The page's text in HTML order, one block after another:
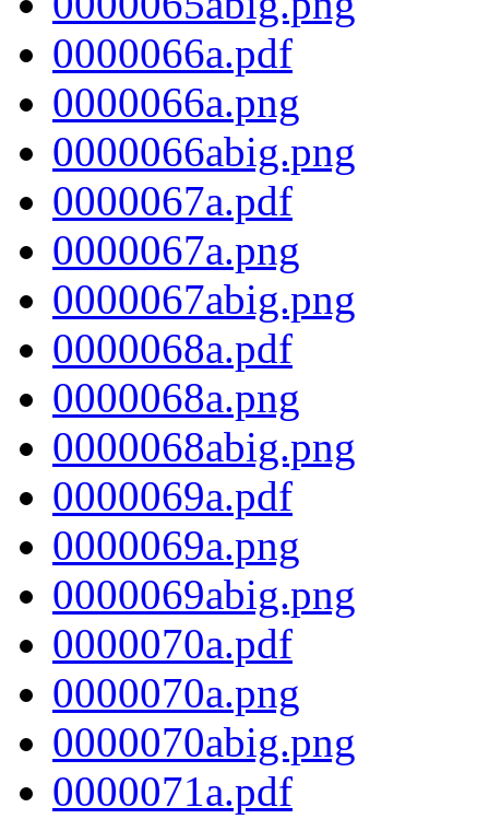
0000066a.pdf
0000066a.png
0000066abig.png
0000067a.pdf
0000067a.png
0000067abig.png
0000068a.pdf
0000068a.png
0000068abig.png
0000069a.pdf
0000069a.png
0000069abig.png
0000070a.pdf
0000070a.png
0000070abig.png
0000071a.pdf